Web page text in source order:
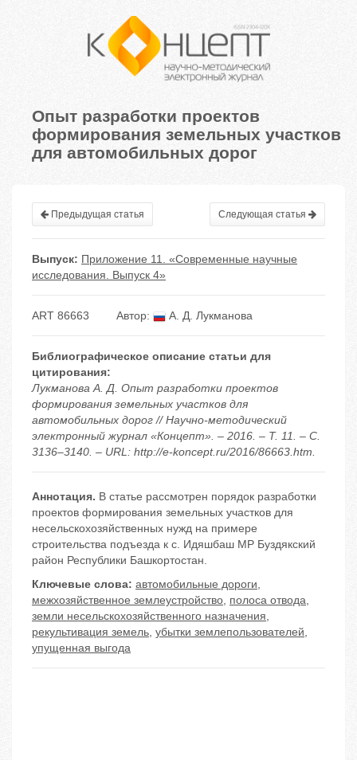
Опыт разработки проектов
формирования земельных участков
для автомобильных дорог
Предыдущая статья Следующая статья
Выпуск: Приложение 11. «Современные научные
исследования. Выпуск 4»
ART 86663 Автор: А. Д. Лукманова
Библиографическое описание статьи для
цитирования:
Лукманова А. Д. Опыт разработки проектов
формирования земельных участков для
автомобильных дорог // Научно-методический
электронный журнал «Концепт». – 2016. – Т. 11. – С.
3136–3140. – URL: http://e-koncept.ru/2016/86663.htm.
Аннотация. В статье рассмотрен порядок разработки
проектов формирования земельных участков для
несельскохозяйственных нужд на примере
строительства подъезда к с. Идяшбаш МР Буздякский
район Республики Башкортостан.
Ключевые слова: автомобильные дороги,
межхозяйственное землеустройство, полоса отвода,
земли несельскохозяйственного назначения,
рекультивация земель, убытки землепользователей,
упущенная выгода